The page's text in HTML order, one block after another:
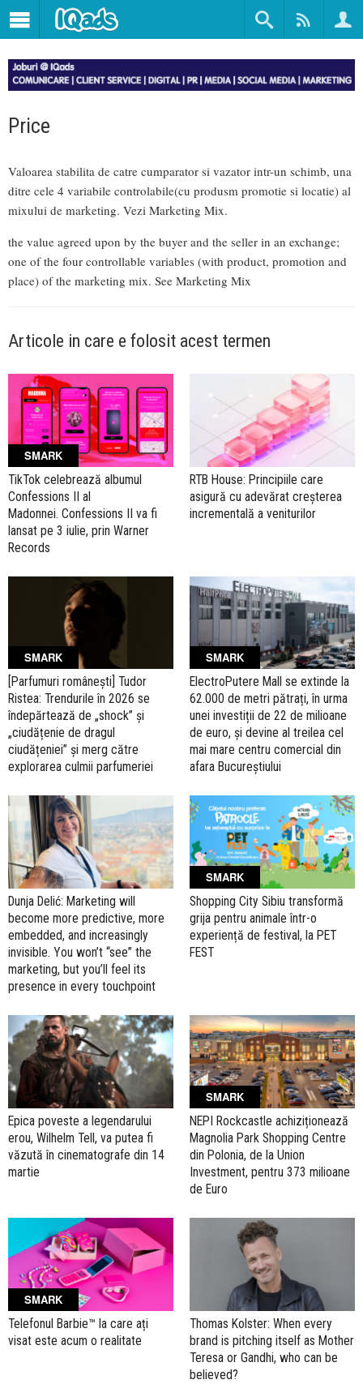
Price
Valoarea stabilita de catre cumparator si vazator intr-un schimb, una
ditre cele 4 variabile controlabile(cu produsm promotie si locatie) al
mixului de marketing. Vezi Marketing Mix.
the value agreed upon by the buyer and the seller in an exchange;
one of the four controllable variables (with product, promotion and
place) of the marketing mix. See Marketing Mix
Articole in care e folosit acest termen
SMARK
TikTok celebrează albumul
Confessions II al
Madonnei. Confessions II va fi
lansat pe 3 iulie, prin Warner
Records
RTB House: Principiile care
asigură cu adevărat creșterea
incrementală a veniturilor
SMARK
[Parfumuri românești] Tudor
Ristea: Trendurile în 2026 se
îndepărtează de „shock” și
„ciudățenie de dragul
ciudățeniei” și merg către
explorarea culmii parfumeriei
SMARK
ElectroPutere Mall se extinde la
62.000 de metri pătrați, în urma
unei investiții de 22 de milioane
de euro, și devine al treilea cel
mai mare centru comercial din
afara Bucureștiului
Dunja Delić: Marketing will
become more predictive, more
embedded, and increasingly
invisible. You won’t “see” the
marketing, but you’ll feel its
presence in every touchpoint
SMARK
Shopping City Sibiu transformă
grija pentru animale într-o
experiență de festival, la PET
FEST
Epica poveste a legendarului
erou, Wilhelm Tell, va putea fi
văzută în cinematografe din 14
martie
SMARK
NEPI Rockcastle achiziționează
Magnolia Park Shopping Centre
din Polonia, de la Union
Investment, pentru 373 milioane
de Euro
SMARK
Telefonul Barbie™ la care ați
visat este acum o realitate
Thomas Kolster: When every
brand is pitching itself as Mother
Teresa or Gandhi, who can be
believed?